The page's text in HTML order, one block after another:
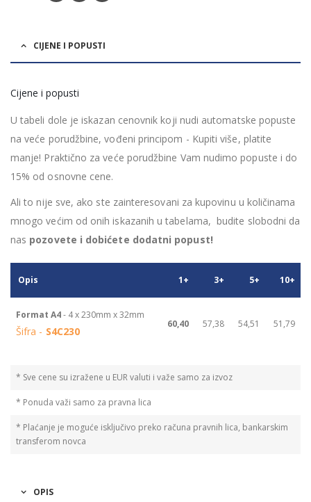
CIJENE I POPUSTI
Cijene i popusti
U tabeli dole je iskazan cenovnik koji nudi automatske popuste
na veće porudžbine, vođeni principom - Kupiti više, platite
manje! Praktično za veće porudžbine Vam nudimo popuste i do
15% od osnovne cene.
Ali to nije sve, ako ste zainteresovani za kupovinu u količinama
mnogo većim od onih iskazanih u tabelama, budite slobodni da
nas pozovete i dobićete dodatni popust!
Opis 1+ 3+ 5+ 10+
Format A4- 4 x 230mm x 32mm
Šifra - S4C230
60,40 57,38 54,51 51,79
* Sve cene su izražene u EUR valuti i važe samo za izvoz
* Ponuda važi samo za pravna lica
* Plaćanje je moguće isključivo preko računa pravnih lica, bankarskim
transferom novca
OPIS